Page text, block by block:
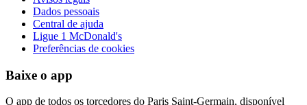
Dados pessoais
Central de ajuda
Ligue 1 McDonald's
Preferências de cookies
Baixe o app
O app de todos os torcedores do Paris Saint-Germain, disponível